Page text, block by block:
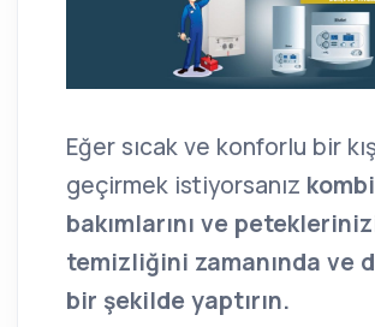
Eğer sıcak ve konforlu bir
geçirmek istiyorsanız
bakımlarını ve
temizliğini zamanında ve
bir şekilde yaptırın.